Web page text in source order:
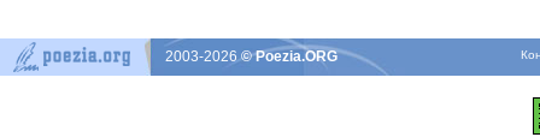
2003-2026© Poezia.ORG